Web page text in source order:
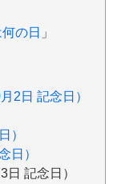
の日 」
2日 記念日）
）
日）
記念日）